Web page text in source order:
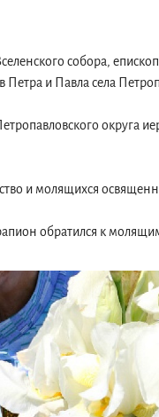
собора,
и Павла села
округа
и молящихся
обратился к